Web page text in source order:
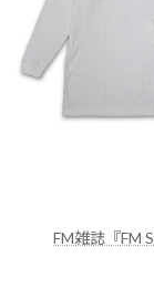
FM雑誌『FM